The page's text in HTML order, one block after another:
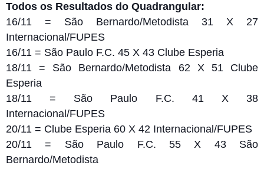
Todos os Resultados do Quadrangular:
16/11 = São Bernardo/Metodista 31 X 27
Internacional/FUPES
16/11 = São Paulo F.C. 45 X 43 Clube Esperia
18/11 = São Bernardo/Metodista 62 X 51 Clube
Esperia
18/11 = São Paulo F.C. 41 X 38
Internacional/FUPES
20/11 = Clube Esperia 60 X 42 Internacional/FUPES
20/11 = São Paulo F.C. 55 X 43 São
Bernardo/Metodista